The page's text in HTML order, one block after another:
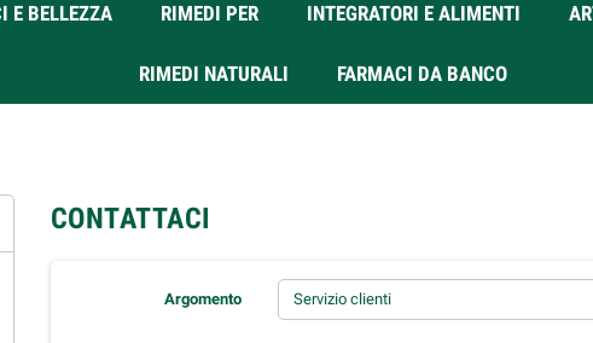
E BELLEZZA RIMEDI PER INTEGRATORI E ALIMENTI
RIMEDI NATURALI FARMACI DA BANCO
CONTATTACI
Argomento